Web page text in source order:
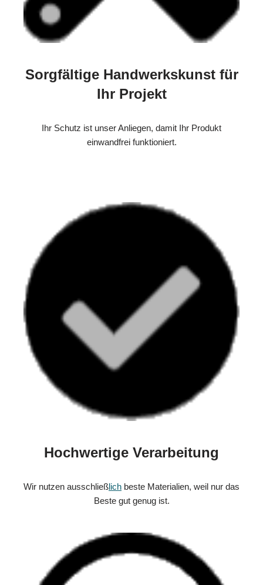
Sorgfältige Handwerkskunst für
Ihr Projekt
Ihr Schutz ist unser Anliegen, damit Ihr Produkt
einwandfrei funktioniert.
Hochwertige Verarbeitung
Wir nutzen ausschließlich beste Materialien, weil nur das
Beste gut genug ist.